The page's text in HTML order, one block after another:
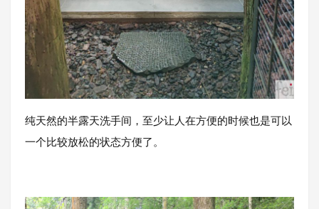
纯天然的半露天洗手间，至少让人在方便的时候也是可以
一个比较放松的状态方便了。